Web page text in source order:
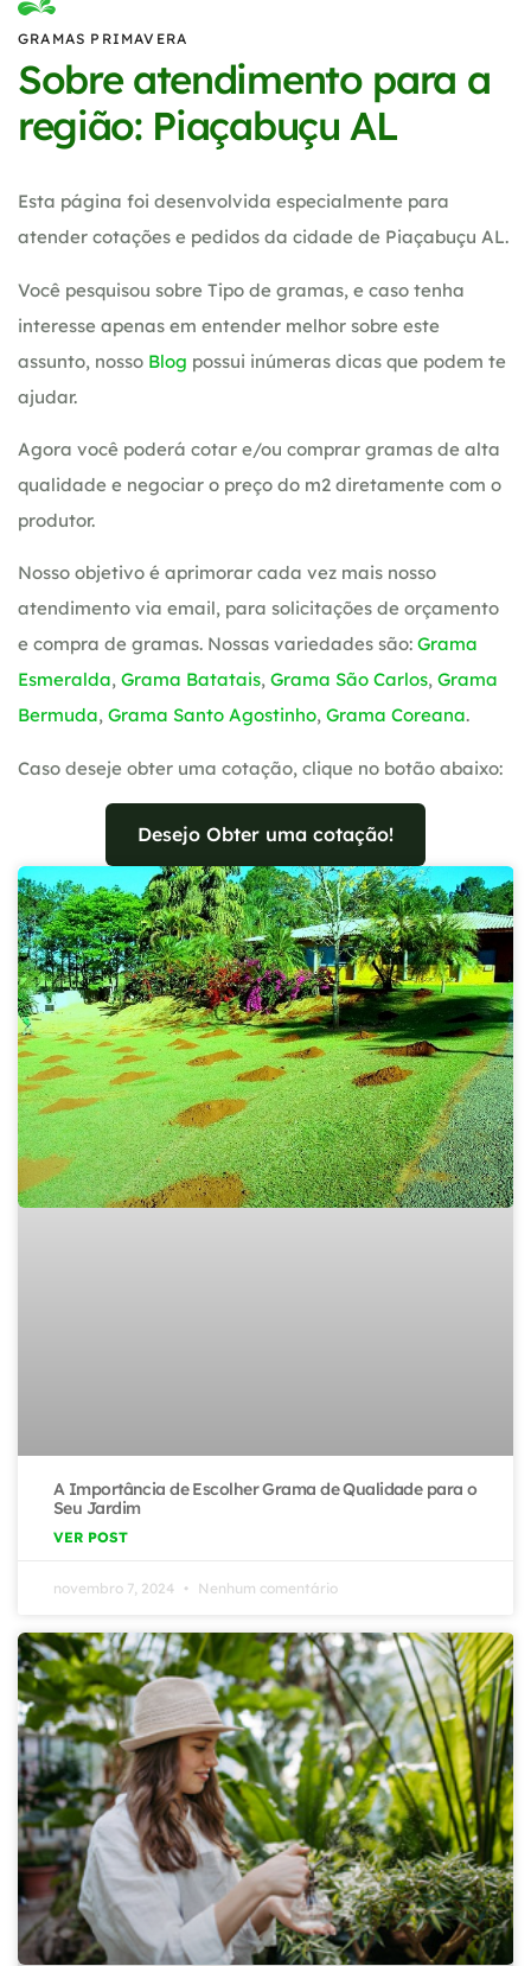
GRAMAS PRIMAVERA
Sobre atendimento para a
região: Piaçabuçu AL
Esta página foi desenvolvida especialmente para
atender cotações e pedidos da cidade de Piaçabuçu AL.
Você pesquisou sobre Tipo de gramas, e caso tenha
interesse apenas em entender melhor sobre este
assunto, nosso Blog possui inúmeras dicas que podem te
ajudar.
Agora você poderá cotar e/ou comprar gramas de alta
qualidade e negociar o preço do m2 diretamente com o
produtor.
Nosso objetivo é aprimorar cada vez mais nosso
atendimento via email, para solicitações de orçamento
e compra de gramas. Nossas variedades são: Grama
Esmeralda, Grama Batatais, Grama São Carlos, Grama
Bermuda, Grama Santo Agostinho, Grama Coreana.
Caso deseje obter uma cotação, clique no botão abaixo:
Desejo Obter uma cotação!
A Importância de Escolher Grama de Qualidade para o
Seu Jardim
VER POST
novembro 7, 2024 Nenhum comentário